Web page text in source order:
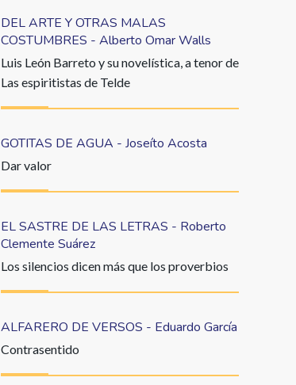
DEL ARTE Y OTRAS MALAS
COSTUMBRES - Alberto Omar Walls
Luis León Barreto y su novelística, a tenor de
Las espiritistas de Telde
GOTITAS DE AGUA - Joseíto Acosta
Dar valor
EL SASTRE DE LAS LETRAS - Roberto
Clemente Suárez
Los silencios dicen más que los proverbios
ALFARERO DE VERSOS - Eduardo García
Contrasentido